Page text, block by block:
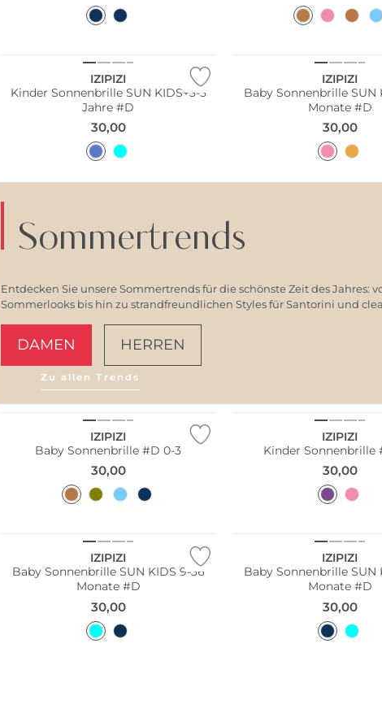
IZIPIZI
Kinder Sonnenbrille SUN KIDS+3-5
Jahre #D
30,00
IZIPIZI
Baby Sonnenbrille SUN
Monate #D
30,00
Sommertrends
Entdecken Sie unsere Sommertrends für die schönste Zeit des Jahres:
Sommerlooks bis hin zu strandfreundlichen Styles für Santorini und
DAMEN HERREN
Zu allen Trends
IZIPIZI
Baby Sonnenbrille #D 0-3
30,00
IZIPIZI
Kinder Sonnenbrille
30,00
IZIPIZI
Baby Sonnenbrille SUN KIDS 9-36
Monate #D
30,00
IZIPIZI
Baby Sonnenbrille SUN
Monate #D
30,00